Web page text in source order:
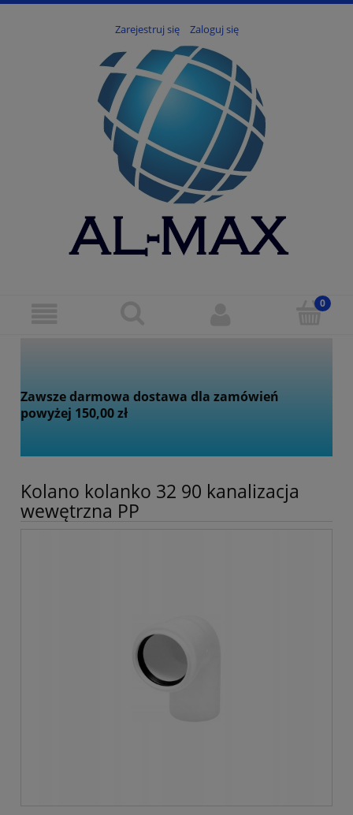
Zarejestruj się Zaloguj się
Zawsze darmowa dostawa dla zamówień
powyżej 150,00 zł
Kolano kolanko 32 90 kanalizacja
wewętrzna PP